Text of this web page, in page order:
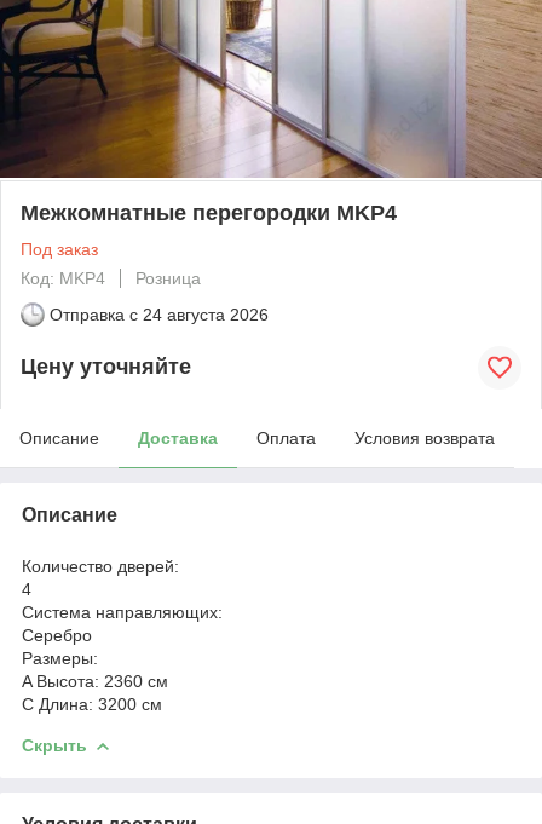
Межкомнатные перегородки MKP4
Под заказ
Код: MKP4
Розница
Отправка с 24 августа 2026
Цену уточняйте
Описание Доставка Оплата Условия возврата
Описание
Количество дверей:
4
Система направляющих:
Серебро
Размеры:
AВысота: 2360 см
C Длина: 3200 см
Скрыть